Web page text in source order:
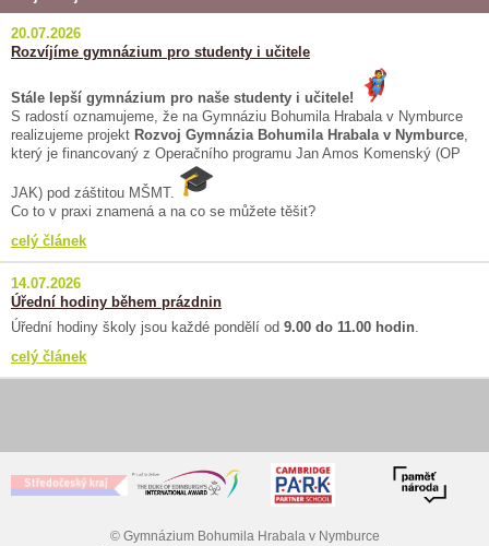
20.07.2026
Rozvíjíme gymnázium pro studenty i učitele
Stále lepší gymnázium pro naše studenty i učitele!
S radostí oznamujeme, že na Gymnáziu Bohumila Hrabala v Nymburce
realizujeme projekt Rozvoj Gymnázia Bohumila Hrabala v Nymburce
který je financovaný z Operačního programu Jan Amos Komenský (OP
JAK) pod záštitou MŠMT.
Co to v praxi znamená a na co se můžete těšit?
celý článek
14.07.2026
Úřední hodiny během prázdnin
Úřední hodiny školy jsou každé pondělí od 9.00 do 11.00 hodin
celý článek
© Gymnázium Bohumila Hrabala v Nymburce